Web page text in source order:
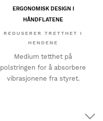
ERGONOMISK DESIGN I
HÅNDFLATENE
REDUSERER TRETTHET I
HENDENE
Medium tetthet på
polstringen for å absorbere
vibrasjonene fra styret.